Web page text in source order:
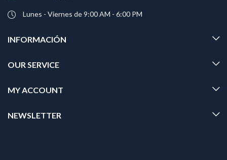
Lunes - Viernes de 9:00 AM - 6:00 PM
INFORMACIÓN
OUR SERVICE
MY ACCOUNT
NEWSLETTER